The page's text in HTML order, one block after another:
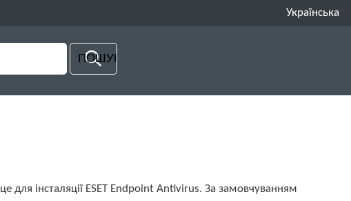
Українська
для інсталяції ESET Endpoint Antivirus. За замовчуванням